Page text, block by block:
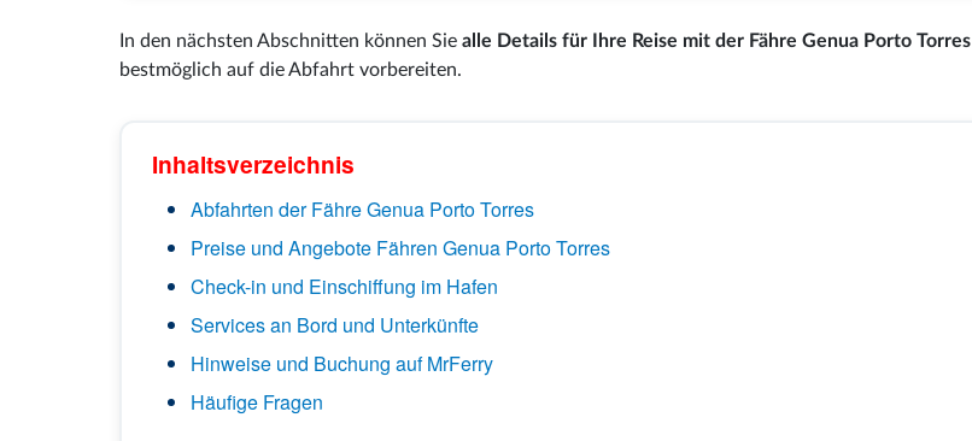
In den nächsten Abschnitten können Sie alle Details für Ihre Reise mit der Fähre Genua Porto Torres
bestmöglich auf die Abfahrt vorbereiten.
Inhaltsverzeichnis
Abfahrten der Fähre Genua Porto Torres
Preise und Angebote Fähren Genua Porto Torres
Check-in und Einschiffung im Hafen
Services an Bord und Unterkünfte
Hinweise und Buchung auf MrFerry
Häufige Fragen